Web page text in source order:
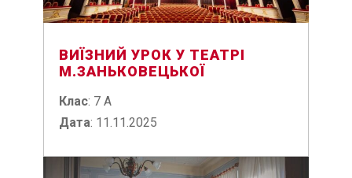
ВИЇЗНИЙ УРОК У ТЕАТРІ
М.ЗАНЬКОВЕЦЬКОЇ
Клас: 7 А
Дата: 11.11.2025